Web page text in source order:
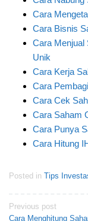
Cara
Cara Bisnis
Cara Menjual
Unik
Cara Kerja
Cara
Cara Cek
Cara Saham
Cara Punya
Cara Hitung
Posted in Tips
Post
Previous post
Cara Menghitung